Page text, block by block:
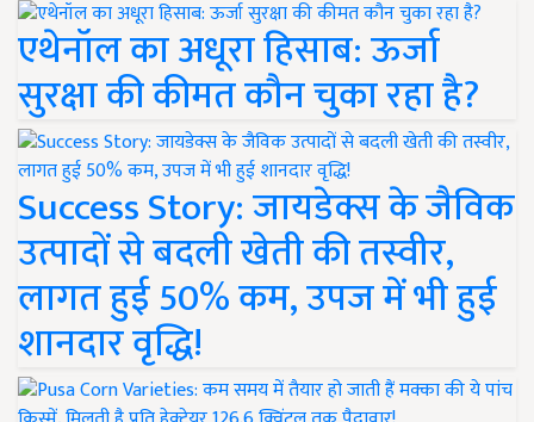
एथेनॉल का अधूरा हिसाब: ऊर्जा
सुरक्षा की कीमत कौन चुका रहा है?
Success Story: जायडेक्स के जैविक
उत्पादों से बदली खेती की तस्वीर,
लागत हुई 50% कम, उपज में भी हुई
शानदार वृद्धि!